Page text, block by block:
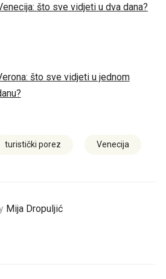
što sve vidjeti u dva dana?
što sve vidjeti u jednom
turistički porez Venecija
Mija Dropuljić